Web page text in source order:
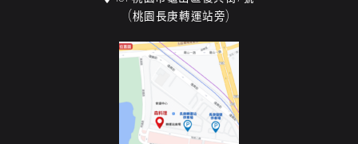
(桃園長庚轉運站旁)